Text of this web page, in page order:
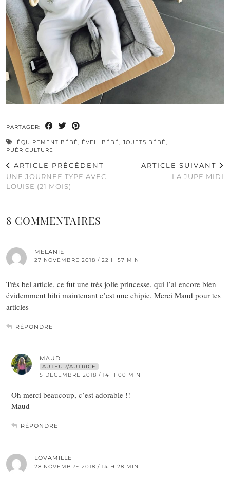
PARTAGER:
ÉQUIPEMENT BÉBÉ, ÉVEIL BÉBÉ, JOUETS BÉBÉ,
PUÉRICULTURE
ARTICLE PRÉCÉDENT
UNE JOURNEE TYPE AVEC
LOUISE (21 MOIS)
ARTICLE SUIVANT
LA JUPE MIDI
8 COMMENTAIRES
MELANIE
27 NOVEMBRE 2018 / 22 H 57 MIN
Très bel article, ce fut une très jolie princesse, qui l’ai encore bien
évidemment hihi maintenant c’est une chipie. Merci Maud pour tes
articles
RÉPONDRE
MAUD
AUTEUR/AUTRICE
5 DÉCEMBRE 2018 / 14 H 00 MIN
Oh merci beaucoup, c’est adorable !!
Maud
RÉPONDRE
LOVAMILLE
28 NOVEMBRE 2018 / 14 H 28 MIN